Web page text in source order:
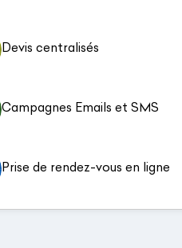
Devis centralisés
Campagnes Emails et SMS
Prise de rendez-vous en ligne